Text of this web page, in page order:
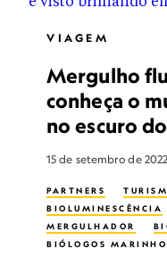
VIAGEM
Mergulho
conheça o
no escuro
15 de setembro de 2022
PARTNERS
BIOLUMINESCÊNCIA
MERGULHADOR
BIÓLOGOS